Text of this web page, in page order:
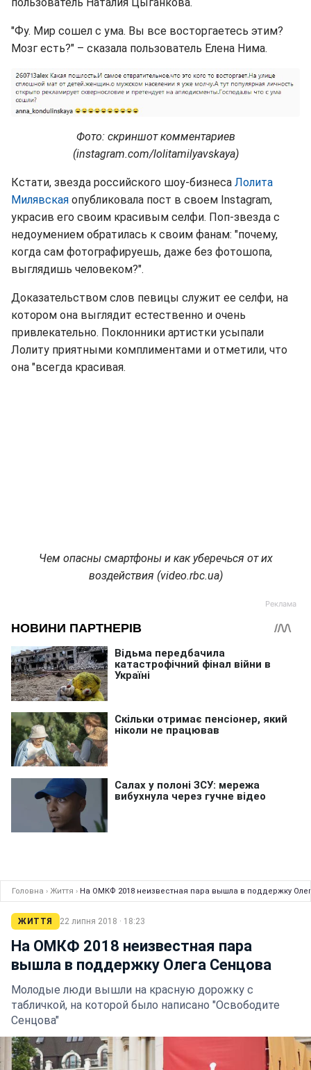
"Фу. Мир сошел с ума. Вы все восторгаетесь этим?
Мозг есть?" – сказала пользователь Елена Нима.
Фото: скриншот комментариев
(instagram.com/lolitamilyavskaya)
Кстати, звезда российского шоу-бизнеса Лолита
Милявская опубликовала пост в своем Instagram,
украсив его своим красивым селфи. Поп-звезда с
недоумением обратилась к своим фанам: "почему,
когда сам фотографируешь, даже без фотошопа,
выглядишь человеком?".
Доказательством слов певицы служит ее селфи, на
котором она выглядит естественно и очень
привлекательно. Поклонники артистки усыпали
Лолиту приятными комплиментами и отметили, что
она "всегда красивая.
Чем опасны смартфоны и как уберечься от их
воздействия (video.rbc.ua)
Головна › Життя › На ОМКФ 2018 неизвестная пара вышла в поддержку
ЖИТТЯ 22 липня 2018 · 18:23
На ОМКФ 2018 неизвестная пара
вышла в поддержку Олега Сенцова
Молодые люди вышли на красную дорожку с
табличкой, на которой было написано "Освободите
Сенцова"